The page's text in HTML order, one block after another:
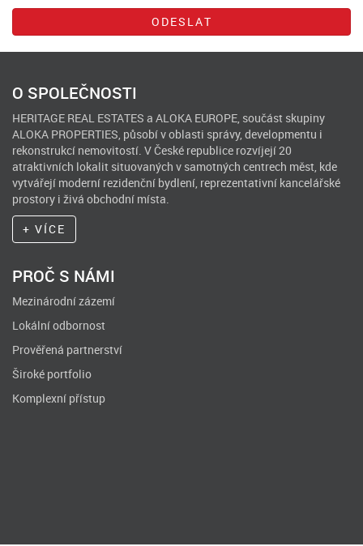
ODESLAT
O SPOLEČNOSTI
HERITAGE REAL ESTATES a ALOKA EUROPE, součást skupiny
ALOKA PROPERTIES, působí v oblasti správy, developmentu i
rekonstrukcí nemovitostí. V České republice rozvíjejí 20
atraktivních lokalit situovaných v samotných centrech měst, kde
vytvářejí moderní rezidenční bydlení, reprezentativní kancelářské
prostory i živá obchodní místa.
PROČ S NÁMI
Mezinárodní zázemí
Lokální odbornost
Prověřená partnerství
Široké portfolio
Komplexní přístup